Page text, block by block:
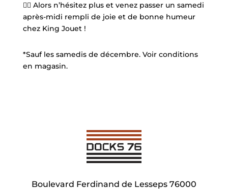
👉🏼 Alors n’hésitez plus et venez passer un samedi
après-midi rempli de joie et de bonne humeur
chez King Jouet !
*Sauf les samedis de décembre. Voir conditions
en magasin.
Boulevard Ferdinand de Lesseps 76000